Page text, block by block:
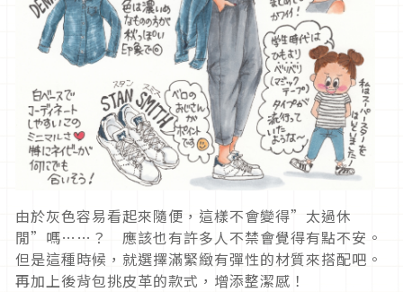
由於灰色容易看起來隨便，這樣不會變得”太過休
閒”嗎……？ 應該也有許多人不禁會覺得有點不安。
但是這種時候，就選擇滿緊緻有彈性的材質來搭配吧。
再加上後背包挑皮革的款式，增添整潔感！